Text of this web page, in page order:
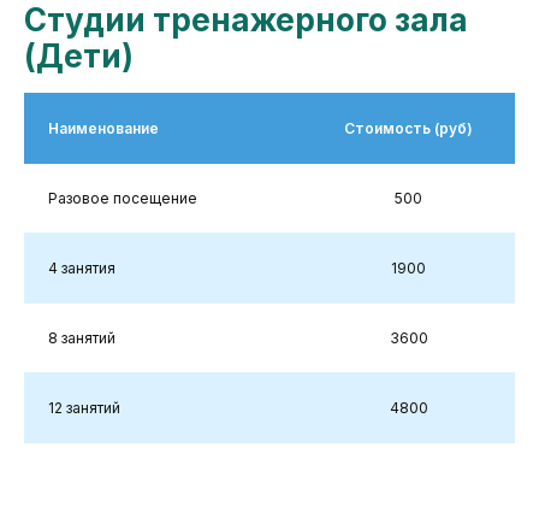
Студии тренажерного зала
(Дети)
Наименование Стоимость (руб)
Разовое посещение 500
4 занятия 1900
8 занятий 3600
12 занятий 4800